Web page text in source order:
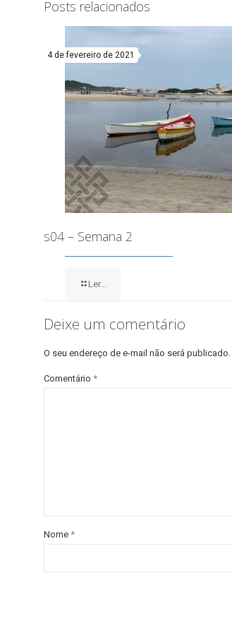
Posts relacionados
4 de fevereiro de 2021
s04 – Semana 2
Ler...
Deixe um comentário
O seu endereço de e-mail não será publicado.
Comentário *
Nome *